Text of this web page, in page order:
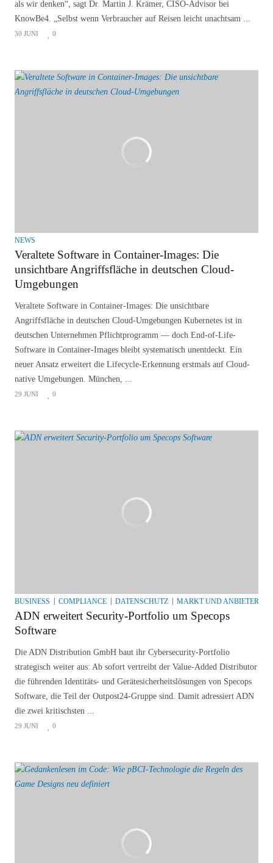
als wir denken“, sagt Dr. Martin J. Krämer, CISO-Advisor bei
KnowBe4. „Selbst wenn Verbraucher auf Reisen leicht unachtsam ...
30 JUNI 0
NEWS
Veraltete Software in Container-Images: Die
unsichtbare Angriffsfläche in deutschen Cloud-
Umgebungen
Veraltete Software in Container-Images: Die unsichtbare
Angriffsfläche in deutschen Cloud-Umgebungen Kubernetes ist in
deutschen Unternehmen Pflichtprogramm — doch End-of-Life-
Software in Container-Images bleibt systematisch unentdeckt. Ein
neuer Ansatz erweitert die Lifecycle-Erkennung erstmals auf Cloud-
native Umgebungen. München, ...
29 JUNI 0
BUSINESS COMPLIANCE DATENSCHUTZ MARKT UND ANBIETER
ADN erweitert Security-Portfolio um Specops
Software
Die ADN Distribution GmbH baut ihr Cybersecurity-Portfolio
strategisch weiter aus: Ab sofort vertreibt der Value-Added Distributor
die führenden Identitäts- und Gerätesicherheitslösungen von Specops
Software, die Teil der Outpost24-Gruppe sind. Damit adressiert ADN
die zwei kritischsten ...
29 JUNI 0